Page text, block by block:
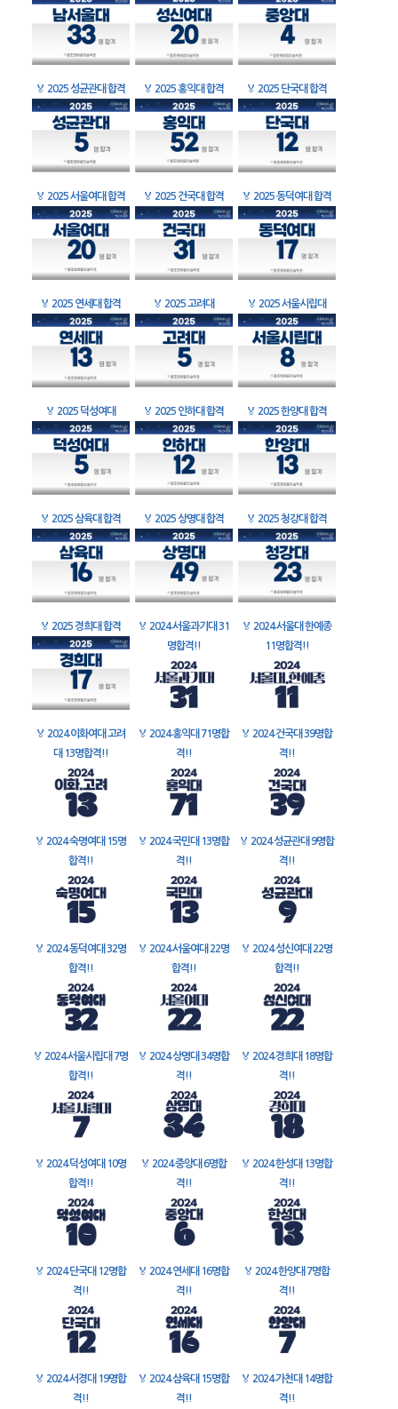
🏅 2025 성균관대 합격 🏅 2025 홍익대 합격 🏅 2025 단국대 합격
🏅 2025 서울여대 합격 🏅 2025 건국대 합격 🏅 2025 동덕여대 합격
🏅 2025 연세대 합격 🏅 2025 고려대 🏅 2025 서울시립대
🏅 2025 덕성여대 🏅 2025 인하대 합격 🏅 2025 한양대 합격
🏅 2025 삼육대 합격 🏅 2025 상명대 합격 🏅 2025 청강대 합격
🏅 2025 경희대 합격 🏅 2024 서울과기대 31
명합격!!
🏅 2024 서울대 한예종
11명합격!!
🏅 2024 이화여대 고려
대 13명합격!!
🏅 2024 홍익대 71명합
격!!
🏅 2024 건국대 39명합
격!!
🏅 2024 숙명여대 15명
합격!!
🏅 2024 국민대 13명합
격!!
🏅 2024 성균관대 9명합
격!!
🏅 2024 동덕여대 32명
합격!!
🏅 2024 서울여대 22명
합격!!
🏅 2024 성신여대 22명
합격!!
🏅 2024 서울시립대 7명
합격!!
🏅 2024 상명대 34명합
격!!
🏅 2024 경희대 18명합
격!!
🏅 2024 덕성여대 10명
합격!!
🏅 2024 중앙대 6명합
격!!
🏅 2024 한성대 13명합
격!!
🏅 2024 단국대 12명합
격!!
🏅 2024 연세대 16명합
격!!
🏅 2024 한양대 7명합
격!!
🏅 2024 서경대 19명합
격!!
🏅 2024 삼육대 15명합
격!!
🏅 2024 가천대 14명합
격!!